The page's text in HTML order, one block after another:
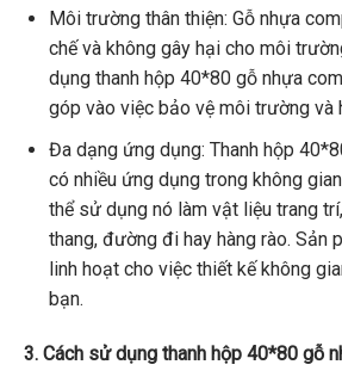
Môi trường thân thiện: Gỗ nhựa
chế và không gây hại cho môi
dụng thanh hộp 40*80 gỗ nhựa
góp vào việc bảo vệ môi trường và
Đa dạng ứng dụng: Thanh hộp
có nhiều ứng dụng trong không
thể sử dụng nó làm vật liệu trang
thang, đường đi hay hàng rào. Sản
linh hoạt cho việc thiết kế không
bạn.
3. Cách sử dụng thanh hộp 40*80 gỗ